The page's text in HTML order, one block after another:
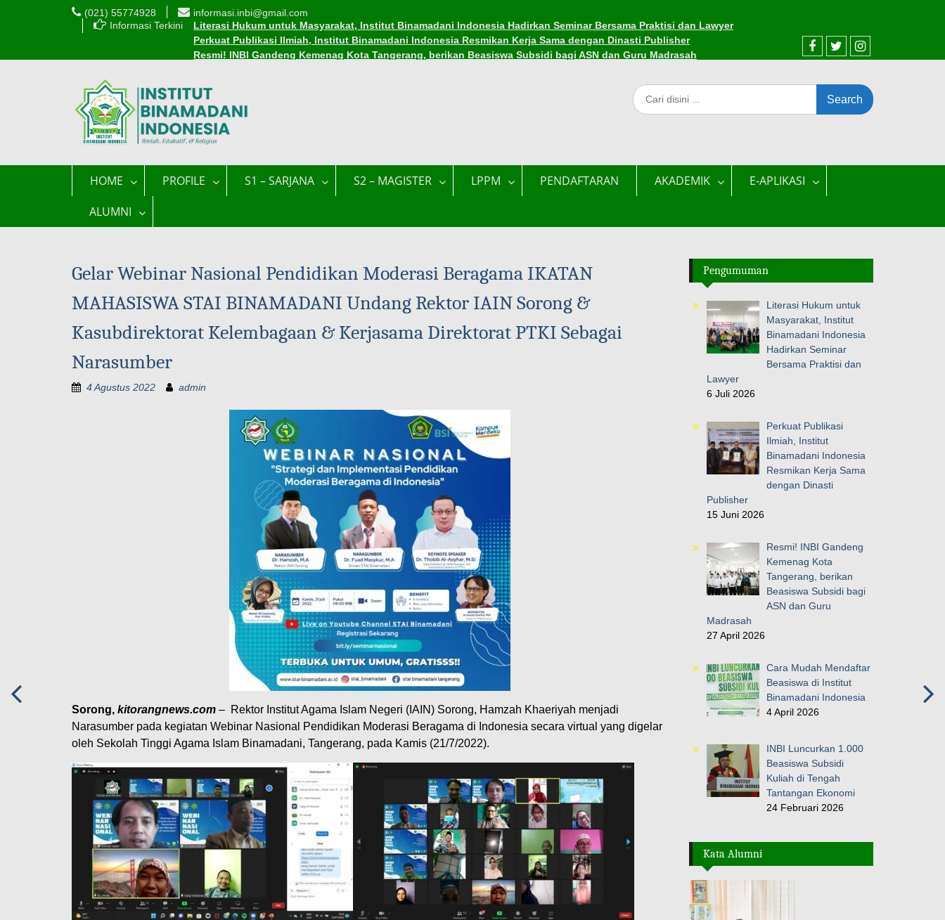
(021) 55774928
informasi.inbi@gmail.com
Informasi Terkini
Literasi Hukum untuk Masyarakat, Institut Binamadani Indonesia Hadirkan Seminar Bersama Praktisi dan Lawyer
Perkuat Publikasi Ilmiah, Institut Binamadani Indonesia Resmikan Kerja Sama dengan Dinasti Publisher
Resmi! INBI Gandeng Kemenag Kota Tangerang, berikan Beasiswa Subsidi bagi ASN dan Guru Madrasah
Edaran Perkuliahan Selama Ramadhan 1447 H
Facebook
TwitterInstagram
Search
for:
HOME PROFILE S1 – SARJANA S2 – MAGISTER LPPM PENDAFTARAN AKADEMIK
E-APLIKASI
ALUMNI
Gelar Webinar Nasional Pendidikan Moderasi Beragama IKATAN
MAHASISWA STAI BINAMADANI Undang Rektor IAIN Sorong &
Kasubdirektorat Kelembagaan & Kerjasama Direktorat PTKI Sebagai
Narasumber
4 Agustus 2022 admin
Sorong, kitorangnews.com – Rektor Institut Agama Islam Negeri (IAIN) Sorong, Hamzah Khaeriyah menjadi
Narasumber pada kegiatan Webinar Nasional Pendidikan Moderasi Beragama di Indonesia secara virtual yang digelar
oleh Sekolah Tinggi Agama Islam Binamadani, Tangerang, pada Kamis (21/7/2022).
Pengumuman
Literasi Hukum untuk
Masyarakat, Institut
Binamadani Indonesia
Hadirkan Seminar
Bersama Praktisi dan
Lawyer
6 Juli 2026
Perkuat Publikasi
Ilmiah, Institut
Binamadani Indonesia
Resmikan Kerja Sama
dengan Dinasti
Publisher
15 Juni 2026
Resmi! INBI Gandeng
Kemenag Kota
Tangerang, berikan
Beasiswa Subsidi bagi
ASN dan Guru
Madrasah
27 April 2026
Cara Mudah Mendaftar
Beasiswa di Institut
Binamadani Indonesia
4 April 2026
INBI Luncurkan 1.000
Beasiswa Subsidi
Kuliah di Tengah
Tantangan Ekonomi
24 Februari 2026
Kata Alumni